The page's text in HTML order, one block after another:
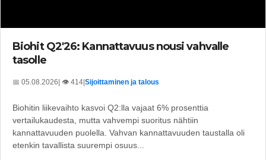
Biohit Q2'26: Kannattavuus nousi vahvalle
tasolle
📅 05.08.2026 | 👁️ 414 Sijoittaminen ja talous
Biohitin liikevaihto kasvoi Q2:lla vajaat 6% prosenttia
vertailukaudesta, mutta vahvempi suoritus nähtiin
kannattavuuden puolella. Vahvan kannattavuuden taustalla oli
etenkin tavallista suurempi osuus...